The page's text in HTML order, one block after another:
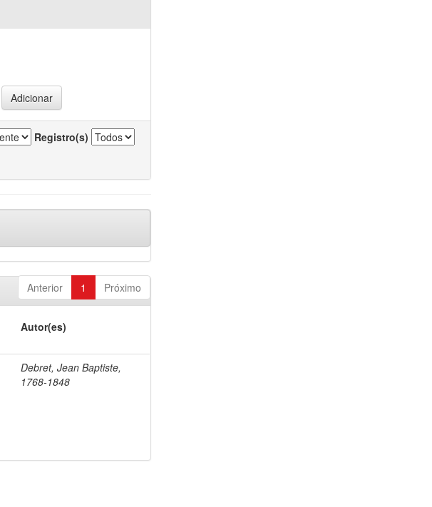
Registro(s)
Anterior 1 Próximo
Autor(es)
Debret, Jean Baptiste,
1768-1848